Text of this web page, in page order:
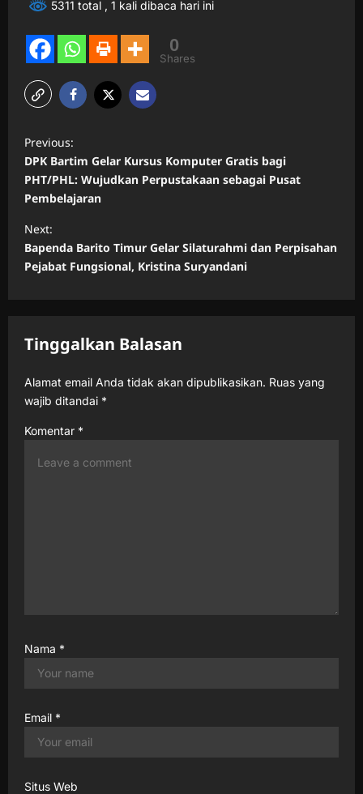
5311 total , 1 kali dibaca hari ini
0
Shares
o
s
t
n
a
g
a
t
i
o
Previous:
DPK Bartim Gelar Kursus Komputer Gratis bagi
PHT/PHL: Wujudkan Perpustakaan sebagai Pusat
Pembelajaran
Next:
Bapenda Barito Timur Gelar Silaturahmi dan Perpisahan
Pejabat Fungsional, Kristina Suryandani
Tinggalkan Balasan
Alamat email Anda tidak akan dipublikasikan. Ruas yang
wajib ditandai *
Komentar *
Nama *
Email *
Situs Web